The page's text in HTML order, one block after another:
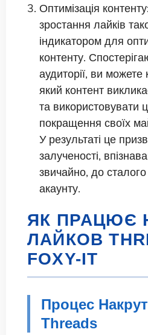
Оптимізація
зростання лайків
індикатором для
контенту.
аудиторії, ви можете
який контент
та використовувати
покращення своїх
У результаті це
залученості,
звичайно, до
акаунту.
ЯК ПРАЦЮЄ
ЛАЙКОВ
FOXY-IT
Процес
Threads